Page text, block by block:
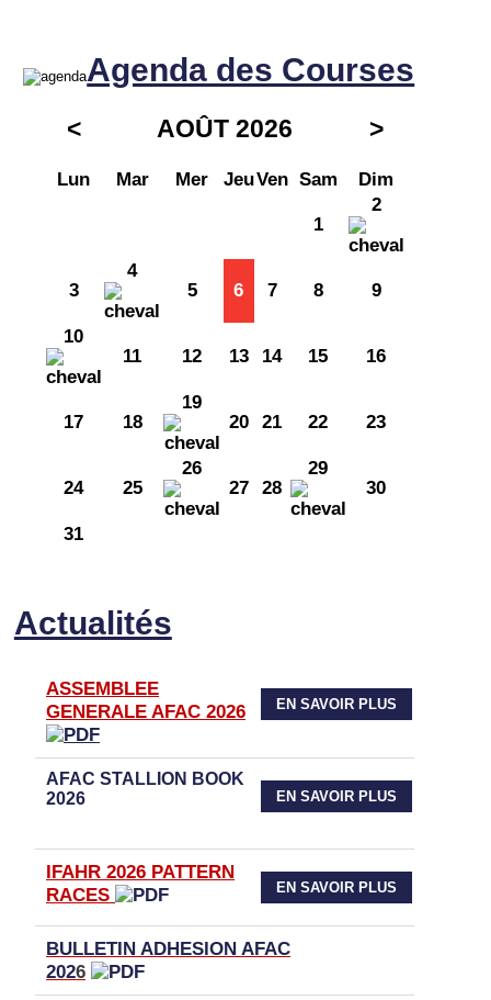
Agenda des Courses
< AOÛT 2026 >
Lun Mar Mer JeuVen Sam Dim
1
2
3
4
5
6 7 8 9
10
11
12 13 14 15 16
17 18
19
20
21 22 23
24 25
26
27
28
29
30
31
Actualités
ASSEMBLEE
GENERALE AFAC 2026
EN SAVOIR PLUS
AFAC STALLION BOOK
2026
EN SAVOIR PLUS
IFAHR 2026 PATTERN
RACES
EN SAVOIR PLUS
BULLETIN ADHESION AFAC
2026